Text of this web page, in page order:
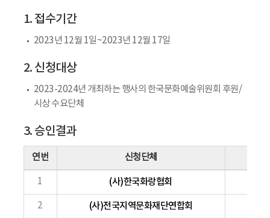
1. 접수기간
2023년 12월 1일~2023년 12월 17일
2. 신청대상
2023-2024년 개최하는 행사의 한국문화예술위원회 후원/
시상 수요단체
3. 승인결과
연번 신청단체
1 (사)한국화랑협회
2 (사)전국지역문화재단연합회